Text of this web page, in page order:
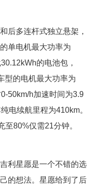
后多连杆式独立悬架，
单电机最大功率为
的电池包，
型的电机最大功率为
50km/h加速时间为3.9
电续航里程为410km。
80%仅需21分钟。
利星愿是一个不错的选
的想法。星愿给到了后